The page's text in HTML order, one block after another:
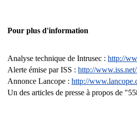
Pour plus d'information
Analyse technique de Intrusec : http://
Alerte émise par ISS : http://
Annonce Lancope : http://
Un des articles de presse à propos de